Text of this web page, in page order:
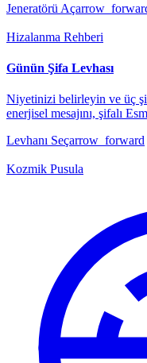
Jeneratörü Aç
Hizalanma Rehberi
Günün Şifa Levhası
Niyetinizi belirleyin ve üç
enerjisel mesajını, şifalı
Levhanı Seçarrow_forward
Kozmik Pusula